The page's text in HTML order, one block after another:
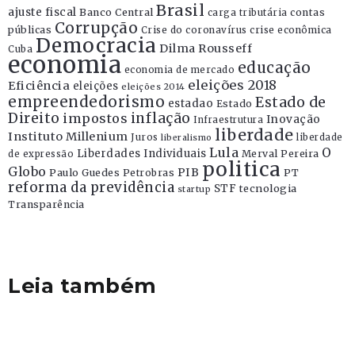
ajuste fiscal Banco Central Brasil carga tributária contas
públicas Corrupção Crise do coronavírus crise econômica
Cuba Democracia Dilma Rousseff
economia economia de mercado educação
Eficiência eleições eleições 2014 eleições 2018
empreendedorismo estadao Estado Estado de
Direito impostos inflação Infraestrutura Inovação
Instituto Millenium Juros liberalismo liberdade liberdade
de expressão Liberdades Individuais Lula Merval Pereira O
Globo Paulo Guedes Petrobras PIB politica PT
reforma da previdência startup STF tecnologia
Transparência
Leia também